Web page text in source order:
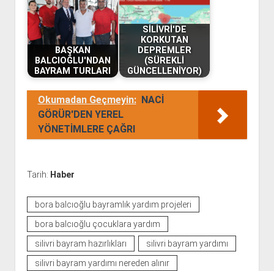
BAŞKAN
BALCIOĞLU'NDAN
BAYRAM TURLARI
SİLİVRİ'DE
KORKUTAN
DEPREMLER
(SÜREKLİ
GÜNCELLENİYOR)
Okumadan Geçmeyin: NACİ
GÖRÜR'DEN YEREL
YÖNETİMLERE ÇAĞRI
Tarih: Haber
bora balcıoğlu bayramlık yardım projeleri
bora balcıoğlu çocuklara yardım
silivri bayram hazırlıkları
silivri bayram yardımı
silivri bayram yardımı nereden alınır